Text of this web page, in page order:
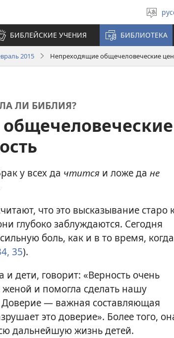
БИБЛЕЙСКИЕ УЧЕНИЯ БИБЛИОТЕКА
2015 Непреходящие общечеловеческие
ЛИ БИБЛИЯ?
у всех да чтится и ложе да не
что это высказывание старо
глубоко заблуждаются. Сегодня
боль, как и в то время, когда
35).
и дети, говорит: «Верность очень
и помогла сделать нашу
Доверие — важная составляющая
это доверие». Более того,
дальнейшую жизнь детей.